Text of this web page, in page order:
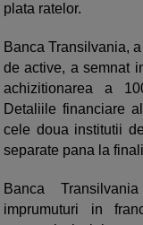
plata ratelor.
Banca Transilvania,
de active, a semnat
achizitionarea a
Detaliile financiare
cele doua institutii
separate pana la
Banca
imprumuturi in